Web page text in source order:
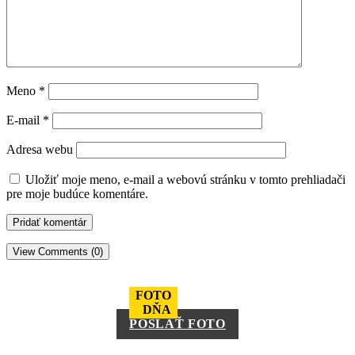
Meno *
E-mail *
Adresa webu
Uložiť moje meno, e-mail a webovú stránku v tomto prehliadači
pre moje budúce komentáre.
View Comments (0)
FOTO
DŇA
POSLAŤ FOTO